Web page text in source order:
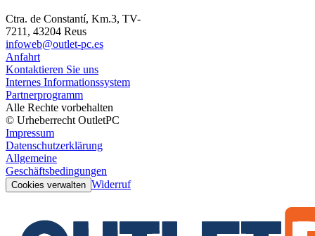
Ctra. de Constantí, Km.3, TV-
7211, 43204 Reus
infoweb@outlet-pc.es
Anfahrt
Kontaktieren Sie uns
Internes Informationssystem
Partnerprogramm
Alle Rechte vorbehalten
© Urheberrecht OutletPC
Impressum
Datenschutzerklärung
Allgemeine
Geschäftsbedingungen
Cookies verwalten Widerruf